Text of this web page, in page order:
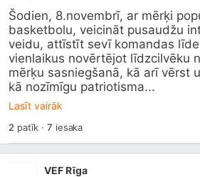
Šodien, 8.novembrī, ar mērķi
basketbolu, veicināt pusaudžu
veidu, attīstīt sevī komandas
vienlaikus novērtējot līdzcilvēku
mērķu sasniegšanā, kā arī vērst
kā nozīmīgu patriotisma...
Lasīt vairāk
2 patīk ·7 iesaka
VEF Rīga